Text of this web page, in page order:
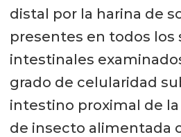
distal por la harina de
presentes en todos los
intestinales
grado de celularidad
intestino proximal de
de insecto alimentada